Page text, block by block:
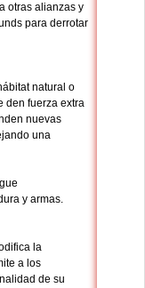
otras alianzas y
para derrotar
natural o
den fuerza extra
nuevas
una
y armas.
la
a los
de su